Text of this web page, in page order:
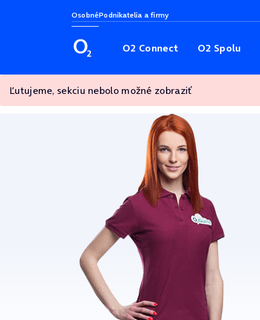
OsobnéPodnikatelia a firmy
O2 Connect O2 Spolu
Ľutujeme, sekciu nebolo možné zobraziť